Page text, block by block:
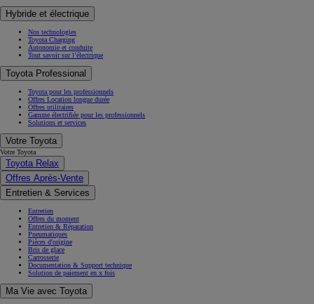
Hybride et électrique
Nos technologies
Toyota Charging
Autonomie et conduite
Tout savoir sur l’électrique
Toyota Professional
Toyota pour les professionnels
Offres Location longue durée
Offres utilitaires
Gamme électrifiée pour les professionnels
Solutions et services
Votre Toyota
Votre Toyota
Toyota Relax
Offres Après-Vente
Entretien & Services
Entretien
Offres du moment
Entretien & Réparation
Pneumatiques
Pièces d'origine
Bris de glace
Carrosserie
Documentation & Support technique
Solution de paiement en x fois
Ma Vie avec Toyota